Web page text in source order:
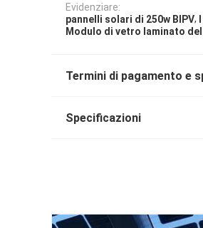
Evidenziare:
pannelli solari di 250w BIPV,
Modulo di vetro laminato
Termini di pagamento e
Specificazioni